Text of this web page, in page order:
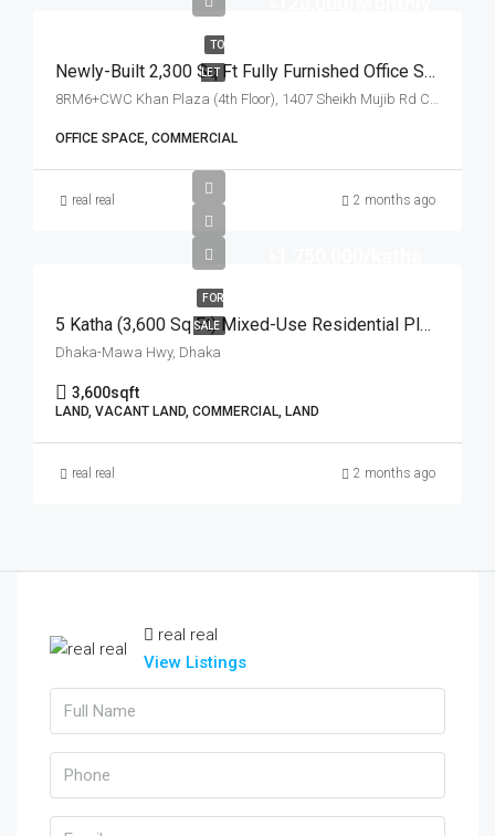
TO
LET Newly-Built 2,300 Sq Ft Fully Furnished Office Space For Rent At Sheikh Mujib Road, Chattogram | চট্টগ্রামের শেখ মুজিব রোড খান প্লাজায় ৪টি বেড/রুম সমমানের ২,৩০০ স্কয়ার ফিটের সুসজ্জিত অফিস স্পেস ভাড়া
8RM6+CWC Khan Plaza (4th Floor), 1407 Sheikh Mujib Rd Chattogram, Chattogram
OFFICE SPACE, COMMERCIAL
real real 2 months ago
FOR
SALE 5 Katha (3,600 Sq Ft) Mixed-Use Residential Plot For Sale With Modern Facilities | আধুনিক সুযোগ-সুবিধা সংবলিত পরিকল্পিত প্রকল্পে প্রতি কাঠা ১৭.৫ লক্ষ টাকায় ৫ কাঠার প্লট বিক্রয়
Dhaka-Mawa Hwy, Dhaka
3,600sqft
LAND, VACANT LAND, COMMERCIAL, LAND
real real 2 months ago
real real
View Listings